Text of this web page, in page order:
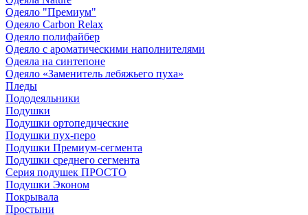
Одеяло "Премиум"
Одеяло Carbon Relax
Одеяло полифайбер
Одеяло с ароматическими наполнителями
Одеяла на синтепоне
Одеяло «Заменитель лебяжьего пуха»
Пледы
Пододеяльники
Подушки
Подушки ортопедические
Подушки пух-перо
Подушки Премиум-сегмента
Подушки среднего сегмента
Серия подушек ПРОСТО
Подушки Эконом
Покрывала
Простыни